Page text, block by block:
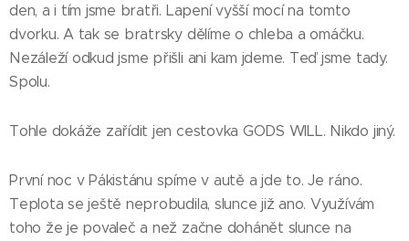
den, a i tím jsme bratři. Lapení vyšší mocí na tomto
dvorku. A tak se bratrsky dělíme o chleba a omáčku.
Nezáleží odkud jsme přišli ani kam jdeme. Teď jsme tady.
Spolu.
Tohle dokáže zařídit jen cestovka GODS WILL. Nikdo jiný.
První noc v Pákistánu spíme v autě a jde to. Je ráno.
Teplota se ještě neprobudila, slunce již ano. Využívám
toho že je povaleč a než začne dohánět slunce na